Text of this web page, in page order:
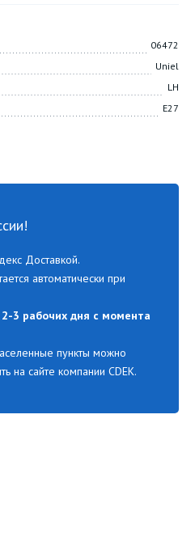
06472
Uniel
LH
E27
Доставкой.
автоматически при
2-3 рабочих дня с момента
пункты можно
на сайте компании CDEK.